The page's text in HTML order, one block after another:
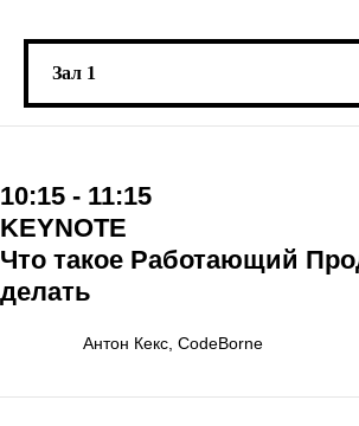
10:15 - 11:15
KEYNOTE
Что такое Работающий
делать
Антон Кекс, CodeBorne